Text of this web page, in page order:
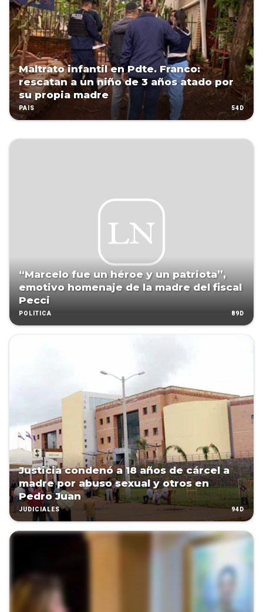
Maltrato infantil en Pdte. Franco:
rescatan a un niño de 3 años atado por
su propia madre
PAÍS 54D
“Marcelo fue un héroe y un patriota”,
emotivo homenaje de la madre del fiscal
Pecci
POLÍTICA 89D
Justicia condenó a 18 años de cárcel a
madre por abuso sexual y otros en
Pedro Juan
JUDICIALES 94D